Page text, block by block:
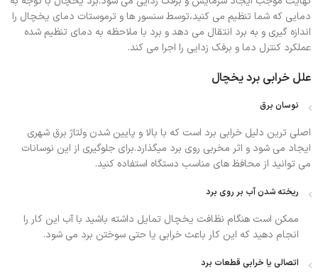
دمایی که شما تنظیم می کنید،توسط سنسور ها و ترموستات دمای یخچال را
اندازه گیری و به برد انتقال می دهد و برد با ملاحظه به دمای تنظیم شده
عملکرد کنترل دما و برفک زدایی را اجرا می کند.
علل خرابی برد یخچال
نوسان برق
اصلی ترین دلیل خرابی برد است که با بالا و پایین شدن ولتاژ برق شهری
ایجاد می شود و اثر مخربی روی برد میگذارد.برای جلوگیری از این نوسانات
می توانید از محافظ های مناسب دستگاه استفاده کنید.
ریخته شدن آب بر روی برد
ممکن است هنگام نظافت یخچال تمایل داشته باشید با آب این کار را
انجام دهید که این کار باعث خرابی یا حتی سوختن برد می شود.
اتصالی یا خرابی قطعات برد